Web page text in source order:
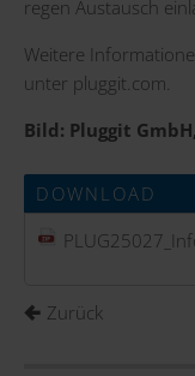
regen Austausch
Weitere
unter pluggit.com.
Bild: Pluggit
DOWNLOAD
Zurück